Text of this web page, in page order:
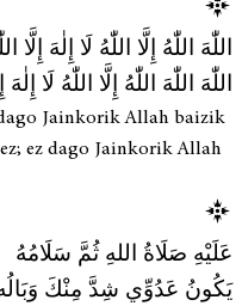
اللّٰهَ اللّٰهُ إِلَّا اللّٰهُ لَا إِلٰهَ إِلَّا
اللّٰهَ اللّٰهَ اللّٰهُ إِلَّا اللّٰهُ لَا إِلٰهَ
Jainkorik Allah baizik
ez dago Jainkorik Allah
عَلَيْهِ صَلَاةُ اللهِ ثُمَّ سَلَامُهُ
يَكُونُ عَدُوِّي شِدَّ مِنْكَ